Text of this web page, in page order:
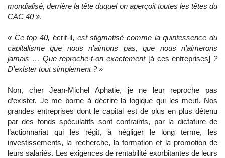
mondialisé, derrière la tête duquel on aperçoit toutes les têtes du
CAC 40 ».
« Ce top 40, écrit-il, est stigmatisé comme la quintessence du
capitalisme que nous n’aimons pas, que nous n’aimerons
jamais … Que reproche-t-on exactement[à ces entreprises] ?
D’exister tout simplement ? »
Non, cher Jean-Michel Aphatie, je ne leur reproche pas
d’exister. Je me borne à décrire la logique qui les meut. Nos
grandes entreprises dont le capital est de plus en plus détenu
par des fonds spéculatifs sont contraints, par la dictature de
l’actionnariat qui les régit, à négliger le long terme, les
investissements, la recherche, la formation et la promotion de
leurs salariés. Les exigences de rentabilité exorbitantes de leurs